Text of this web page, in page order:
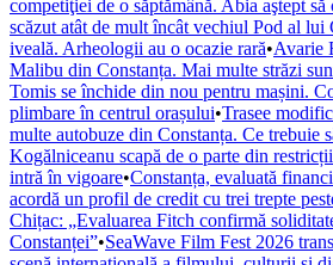
competiţiei de o săptămână. Abia aştept să
scăzut atât de mult încât vechiul Pod al lui
iveală. Arheologii au o ocazie rară•Avarie
Malibu din Constanța. Mai multe străzi
Tomis se închide din nou pentru mașini.
plimbare în centrul orașului•Trasee
multe autobuze din Constanța. Ce trebuie
Kogălniceanu scapă de o parte din
intră în vigoare•Constanța, evaluată
acordă un profil de credit cu trei trepte
Chițac: „Evaluarea Fitch confirmă
Constanței”•SeaWave Film Fest 2026